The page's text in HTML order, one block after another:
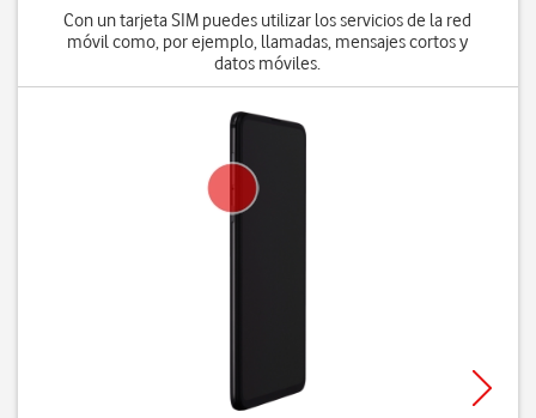
Con un tarjeta SIM puedes utilizar los servicios de la red
móvil como, por ejemplo, llamadas, mensajes cortos y
datos móviles.